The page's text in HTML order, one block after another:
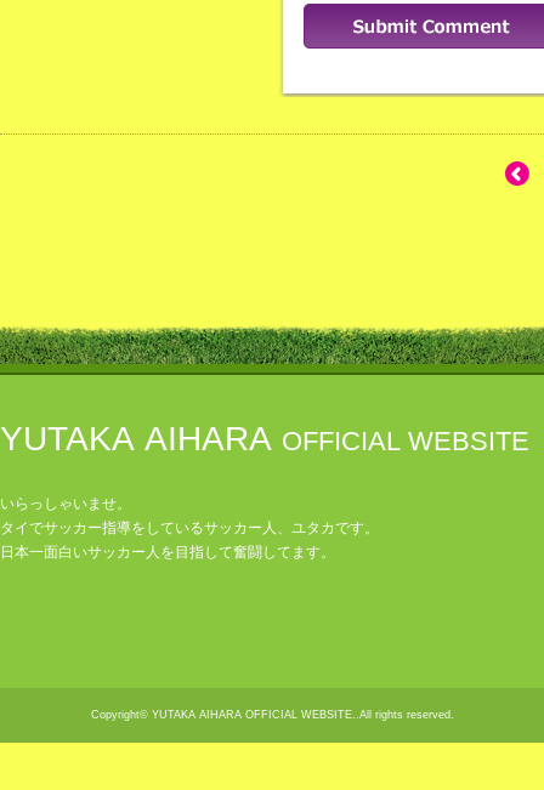
YUTAKA AIHARA OFFICIAL WEBSITE
いらっしゃいませ。
タイでサッカー指導をしているサッカー人、ユタカです。
日本一面白いサッカー人を目指して奮闘してます。
Copyright© YUTAKA AIHARA OFFICIAL WEBSITE..All rights reserved.